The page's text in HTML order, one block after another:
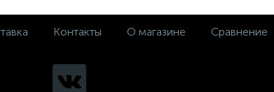
Контакты О магазине Сравнение